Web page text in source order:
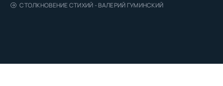
СТОЛКНОВЕНИЕ СТИХИЙ - ВАЛЕРИЙ ГУМИНСКИЙ